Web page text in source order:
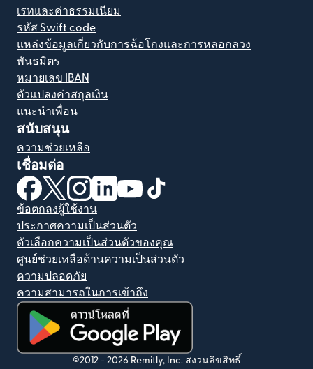
เรทและค่าธรรมเนียม
รหัส Swift code
แหล่งข้อมูลเกี่ยวกับการฉ้อโกงและการหลอกลวง
พันธมิตร
หมายเลข IBAN
ตัวแปลงค่าสกุลเงิน
แนะนำเพื่อน
สนับสนุน
ความช่วยเหลือ
เชื่อมต่อ
(เปิดในหน้าต่างใหม่)
(เปิดในหน้าต่างใหม่)
(เปิดในหน้าต่างใหม่)
(เปิดในหน้าต่างใหม่)
(เปิดในหน้าต่างใหม่)
ข้อตกลงผู้ใช้งาน
ประกาศความเป็นส่วนตัว
ตัวเลือกความเป็นส่วนตัวของคุณ
ศูนย์ช่วยเหลือด้านความเป็นส่วนตัว
ความปลอดภัย
ความสามารถในการเข้าถึง
(เปิดในหน้าต่างใหม่)
©2012 - 2026 Remitly, Inc. สงวนลิขสิทธิ์